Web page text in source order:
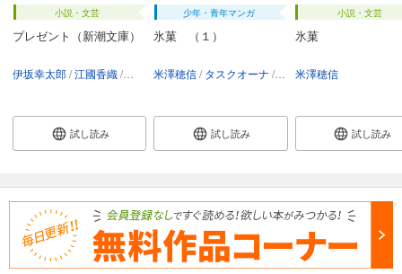
小説・文芸
プレゼント（新潮文庫）
伊坂幸太郎 江國香織 恩田陸 梨木香歩 町田そのこ 宮部みゆき
試し読み
少年・青年マンガ
氷菓 （１）
米澤穂信 タスクオーナ 西屋太志（京都アニメー
試し読み
小説・文芸
氷菓
米澤穂信
試し読み